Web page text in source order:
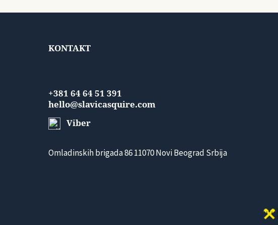
KONTAKT
+381 64 64 51 391
hello@slavicasquire.com
Viber
Omladinskih brigada 86 11070 Novi Beograd Srbija